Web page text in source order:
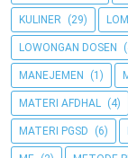
KULINER (29)
LOWONGAN DOSEN
MANEJEMEN (1)
MATERI AFDHAL (4)
MATERI PGSD (6)